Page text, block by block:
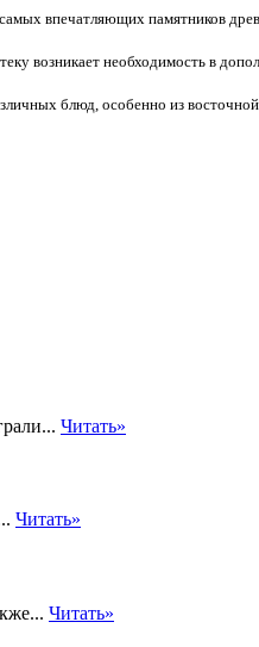
впечатляющих памятников
возникает необходимость в
блюд, особенно из
Читать»
Читать»
Читать»